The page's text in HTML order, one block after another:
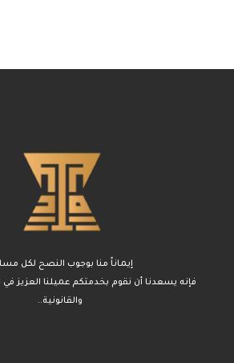
إيماناً منا بوجوب النصح لكل
فإنه يسعدنا أن نقوم بخدمتكم عميلنا العزيز في
والقانونية..